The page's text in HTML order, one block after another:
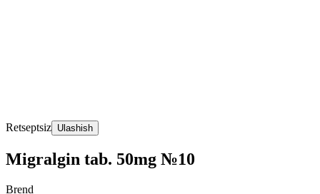
Retseptsiz Ulashish
Migralgin tab. 50mg №10
Brend